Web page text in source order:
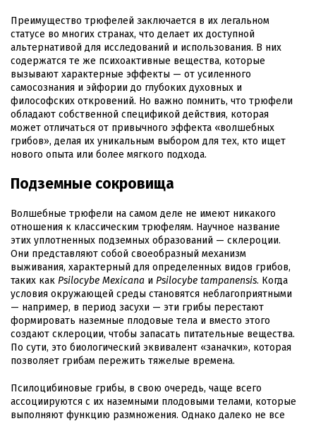
Преимущество трюфелей заключается в их легальном
статусе во многих странах, что делает их доступной
альтернативой для исследований и использования. В них
содержатся те же психоактивные вещества, которые
вызывают характерные эффекты — от усиленного
самосознания и эйфории до глубоких духовных и
философских откровений. Но важно помнить, что трюфели
обладают собственной спецификой действия, которая
может отличаться от привычного эффекта «волшебных
грибов», делая их уникальным выбором для тех, кто ищет
нового опыта или более мягкого подхода.
Подземные сокровища
Волшебные трюфели на самом деле не имеют никакого
отношения к классическим трюфелям. Научное название
этих уплотненных подземных образований — склероции.
Они представляют собой своеобразный механизм
выживания, характерный для определенных видов грибов,
таких как Psilocybe Mexicana и Psilocybe tampanensis. Когда
условия окружающей среды становятся неблагоприятными
— например, в период засухи — эти грибы перестают
формировать наземные плодовые тела и вместо этого
создают склероции, чтобы запасать питательные вещества.
По сути, это биологический эквивалент «заначки», которая
позволяет грибам пережить тяжелые времена.
Псилоцибиновые грибы, в свою очередь, чаще всего
ассоциируются с их наземными плодовыми телами, которые
выполняют функцию размножения. Однако далеко не все